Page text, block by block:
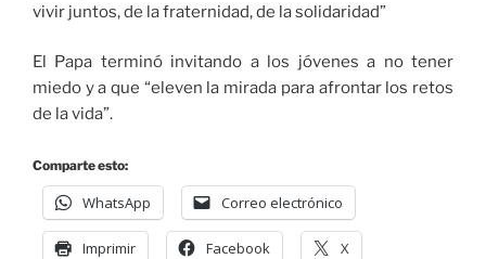
vivir juntos, de la fraternidad, de la solidaridad”
El Papa terminó invitando a los jóvenes a no tener
miedo y a que “eleven la mirada para afrontar los retos
de la vida”.
Comparte esto:
WhatsApp Correo electrónico
Imprimir Facebook X